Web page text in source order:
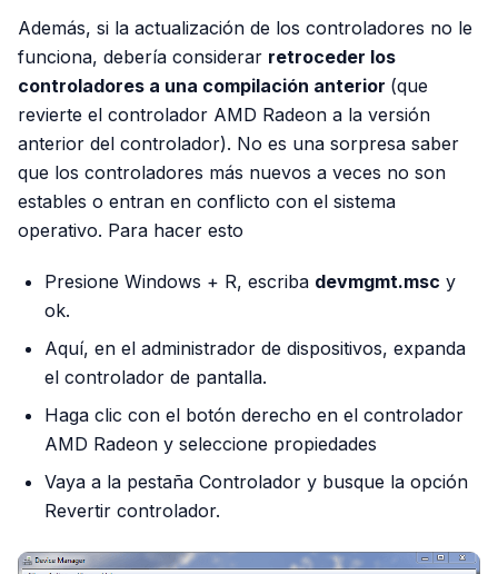
Además, si la actualización de los controladores no le
funciona, debería considerar retroceder los
controladores a una compilación anterior (que
revierte el controlador AMD Radeon a la versión
anterior del controlador). No es una sorpresa saber
que los controladores más nuevos a veces no son
estables o entran en conflicto con el sistema
operativo. Para hacer esto
Presione Windows + R, escriba devmgmt.msc y
ok.
Aquí, en el administrador de dispositivos, expanda
el controlador de pantalla.
Haga clic con el botón derecho en el controlador
AMD Radeon y seleccione propiedades
Vaya a la pestaña Controlador y busque la opción
Revertir controlador.